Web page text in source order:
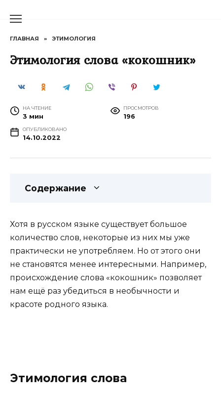
ГЛАВНАЯ » ЭТИМОЛОГИЯ
Этимология слова «кокошник»
НА ЧТЕНИЕ
3 мин
ПРОСМОТРОВ
196
ОПУБЛИКОВАНО
14.10.2022
Содержание
Хотя в русском языке существует большое
количество слов, некоторые из них мы уже
практически не употребляем. Но от этого они
не становятся менее интересными. Например,
происхождение слова «кокошник» позволяет
нам ещё раз убедиться в необычности и
красоте родного языка.
Этимология слова